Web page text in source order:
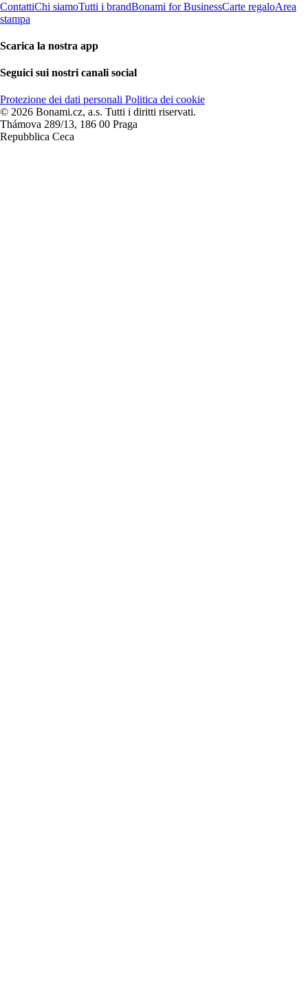
ContattiChi siamoTutti i brandBonami for BusinessCarte regaloArea
stampa
Scarica la nostra app
Seguici sui nostri canali social
Protezione dei dati personali Politica dei cookie
© 2026 Bonami.cz, a.s. Tutti i diritti riservati.
Thámova 289/13, 186 00 Praga
Repubblica Ceca